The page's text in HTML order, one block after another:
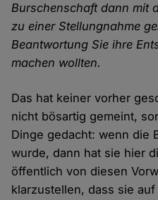
Burschenschaft dann mit
zu einer Stellungnahme
Beantwortung Sie ihre
machen wollten.
Das hat keiner vorher
nicht bösartig gemeint,
Dinge gedacht: wenn die
wurde, dann hat sie hier
öffentlich von diesen
klarzustellen, dass sie